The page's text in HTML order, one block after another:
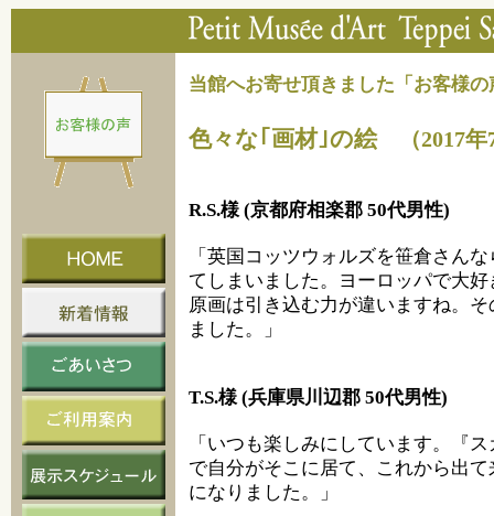
当館へお寄せ頂きました「お客様の
色々な｢画材｣の絵（2017年7
R.S.様 (京都府相楽郡 50代男性)
「英国コッツウォルズを笹倉さん
てしまいました。ヨーロッパで大
原画は引き込む力が違いますね。
ました。」
T.S.様 (兵庫県川辺郡 50代男性)
「いつも楽しみにしています。『
で自分がそこに居て、これから出
になりました。」